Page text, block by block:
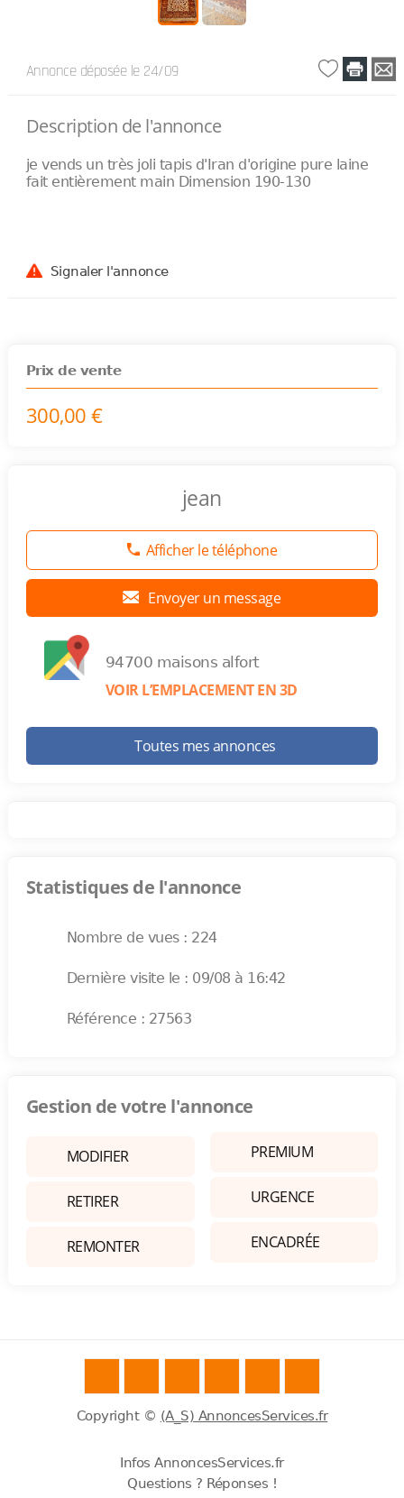
Annonce déposée le 24/09
Description de l'annonce
je vends un très joli tapis d'Iran d'origine pure laine
fait entièrement main Dimension 190-130
Signaler l'annonce
Prix de vente
300,00 €
jean
Afficher le téléphone
Envoyer un message
94700 maisons alfort
VOIR L’EMPLACEMENT EN 3D
Toutes mes annonces
Statistiques de l'annonce
Nombre de vues : 224
Dernière visite le : 09/08 à 16:42
Référence : 27563
Gestion de votre l'annonce
MODIFIER
RETIRER
REMONTER
PREMIUM
URGENCE
ENCADRÉE
Copyright © (A_S) AnnoncesServices.fr
Infos AnnoncesServices.fr
Questions ? Réponses !